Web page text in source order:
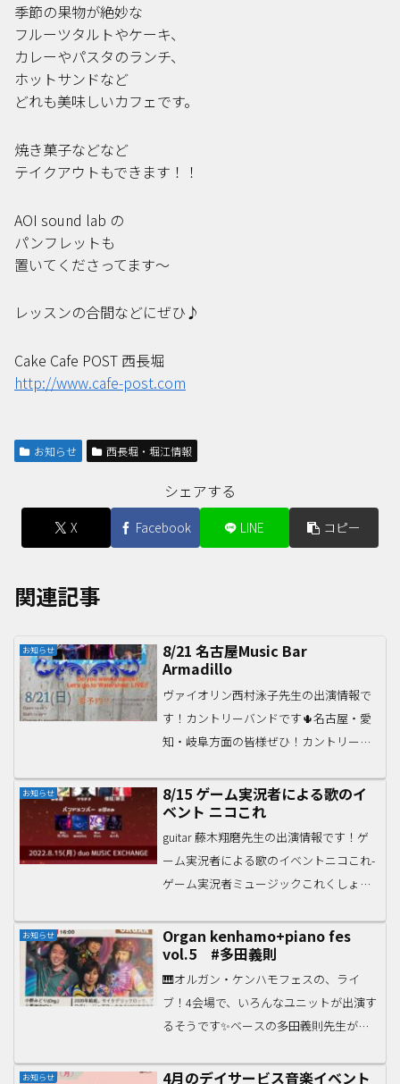
季節の果物が絶妙な
フルーツタルトやケーキ、
カレーやパスタのランチ、
ホットサンドなど
どれも美味しいカフェです。
焼き菓子などなど
テイクアウトもできます！！
AOI sound lab の
パンフレットも
置いてくださってます〜
レッスンの合間などにぜひ♪
Cake Cafe POST 西長堀
http://www.cafe-post.com
お知らせ 西長堀・堀江情報
シェアする
X Facebook LINE コピー
関連記事
お知らせ
8/21 名古屋Music Bar
Armadillo
ヴァイオリン西村泳子先生の出演情報で
す！カントリーバンドです🌵名古屋・愛
知・岐阜方面の皆様ぜひ！カントリーバ
オープン １５時スタートチャージ
¥3.000（w1ドリンク）Armadillo...
お知らせ
8/15 ゲーム実況者による歌のイ
ベント ニコこれ
guitar 藤木翔磨先生の出演情報です！ゲ
ーム実況者による歌のイベントニコこれ-
ゲーム実況者ミュージックこれくしょ
16:30～)duo MUSIC EXCHANGE （東京
都）【2部...
お知らせ
Organ kenhamo+piano fes
vol.5 #多田義則
🎹オルガン・ケンハモフェスの、ライ
ブ！4会場で、いろんなユニットが出演す
るそうです✨ベースの多田義則先生が出
TAKE 5 吹田・江坂Organ kenhamo+piano
お知らせ 4月のデイサービス音楽イベント